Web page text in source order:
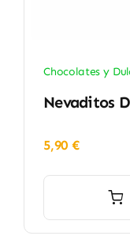
Chocolates y
Nevaditos
5,90€